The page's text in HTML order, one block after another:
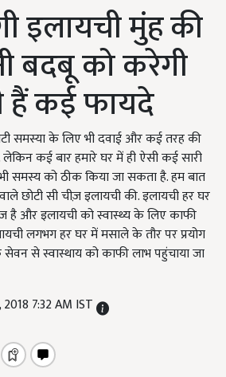
इलायची मुंह की
बदबू को करेगी
हैं कई फायदे
समस्या के लिए भी दवाई और कई तरह की
लेकिन कई बार हमारे घर में ही ऐसी कई सारी
समस्य को ठीक किया जा सकता है. हम बात
छोटी सी चीज़ इलायची की. इलायची हर घर
है और इलायची को स्वास्थ्य के लिए काफी
लगभग हर घर में मसाले के तौर पर प्रयोग
से स्वास्थाय को काफी लाभ पहुंचाया जा
7:32 AM IST